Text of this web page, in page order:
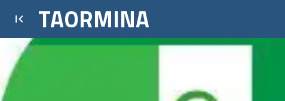
TAORMINA